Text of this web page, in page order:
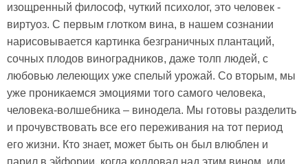
изощренный философ, чуткий психолог, это человек -
виртуоз. С первым глотком вина, в нашем сознании
нарисовывается картинка безграничных плантаций,
сочных плодов виноградников, даже толп людей, с
любовью лелеющих уже спелый урожай. Со вторым, мы
уже проникаемся эмоциями того самого человека,
человека-волшебника – винодела. Мы готовы разделить
и прочувствовать все его переживания на тот период
его жизни. Кто знает, может быть он был влюблен и
парил в эйфории, когда колдовал над этим вином, или